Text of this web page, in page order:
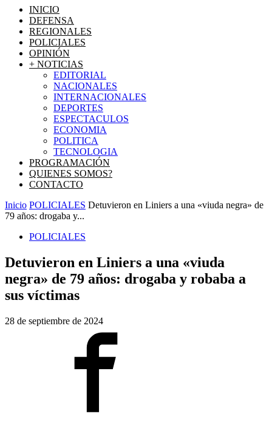
INICIO
DEFENSA
REGIONALES
POLICIALES
OPINIÓN
+ NOTICIAS
EDITORIAL
NACIONALES
INTERNACIONALES
DEPORTES
ESPECTACULOS
ECONOMIA
POLITICA
TECNOLOGIA
PROGRAMACIÓN
QUIENES SOMOS?
CONTACTO
Inicio POLICIALES Detuvieron en Liniers a una «viuda negra» de
79 años: drogaba y...
POLICIALES
Detuvieron en Liniers a una «viuda
negra» de 79 años: drogaba y robaba a
sus víctimas
28 de septiembre de 2024